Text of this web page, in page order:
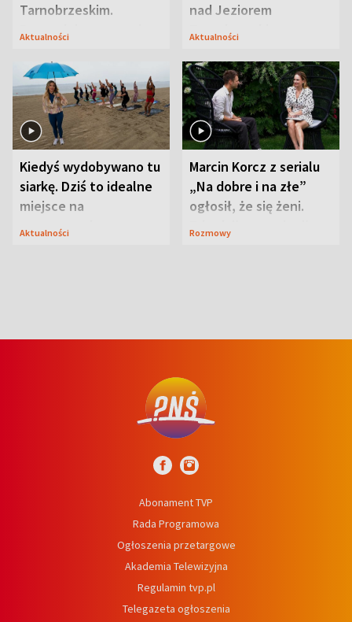
Tarnobrzeskim.
Przyrodnicy zwracają
Aktualności
nad Jeziorem
Tarnobrzeskim
Aktualności
Kiedyś wydobywano tu
siarkę. Dziś to idealne
miejsce na
wypoczynek
Aktualności
Marcin Korcz z serialu
„Na dobre i na złe”
ogłosił, że się żeni.
Zdradził, co zmienił
Rozmowy
Abonament TVP
Rada Programowa
Ogłoszenia przetargowe
Akademia Telewizyjna
Regulamin tvp.pl
Telegazeta ogłoszenia